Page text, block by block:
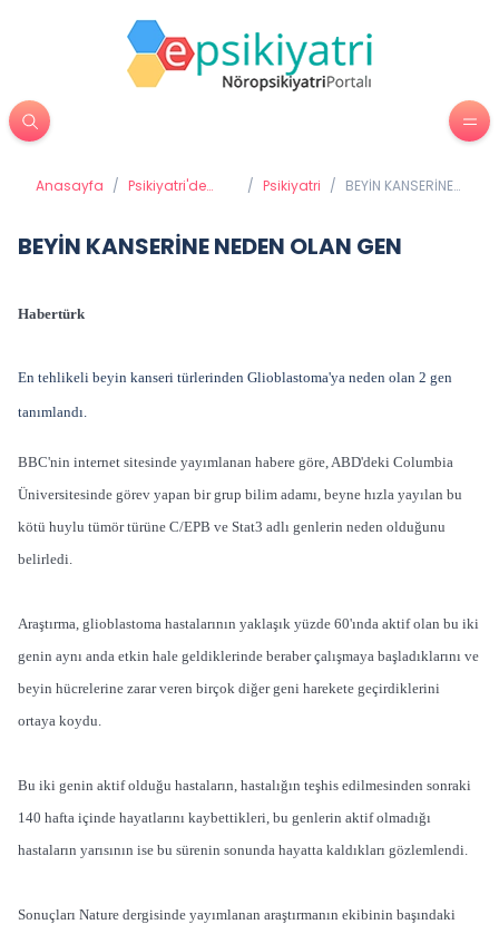
Anasayfa / Psikiyatri'de
/ Psikiyatri / BEYİN KANSERİNE
BEYİN KANSERİNE NEDEN OLAN GEN
Habertürk
En tehlikeli beyin kanseri türlerinden Glioblastoma'ya neden olan 2 gen
tanımlandı.
BBC'nin internet sitesinde yayımlanan habere göre, ABD'deki Columbia
Üniversitesinde görev yapan bir grup bilim adamı, beyne hızla yayılan bu
kötü huylu tümör türüne C/EPB ve Stat3 adlı genlerin neden olduğunu
belirledi.
Araştırma, glioblastoma hastalarının yaklaşık yüzde 60'ında aktif olan bu iki
genin aynı anda etkin hale geldiklerinde beraber çalışmaya başladıklarını ve
beyin hücrelerine zarar veren birçok diğer geni harekete geçirdiklerini
ortaya koydu.
Bu iki genin aktif olduğu hastaların, hastalığın teşhis edilmesinden sonraki
140 hafta içinde hayatlarını kaybettikleri, bu genlerin aktif olmadığı
hastaların yarısının ise bu sürenin sonunda hayatta kaldıkları gözlemlendi.
Sonuçları Nature dergisinde yayımlanan araştırmanın ekibinin başındaki